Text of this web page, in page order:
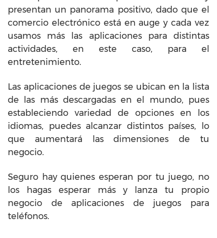
presentan un panorama positivo, dado que el
comercio electrónico está en auge y cada vez
usamos más las aplicaciones para distintas
actividades, en este caso, para el
entretenimiento.
Las aplicaciones de juegos se ubican en la lista
de las más descargadas en el mundo, pues
estableciendo variedad de opciones en los
idiomas, puedes alcanzar distintos países, lo
que aumentará las dimensiones de tu
negocio.
Seguro hay quienes esperan por tu juego, no
los hagas esperar más y lanza tu propio
negocio de aplicaciones de juegos para
teléfonos.